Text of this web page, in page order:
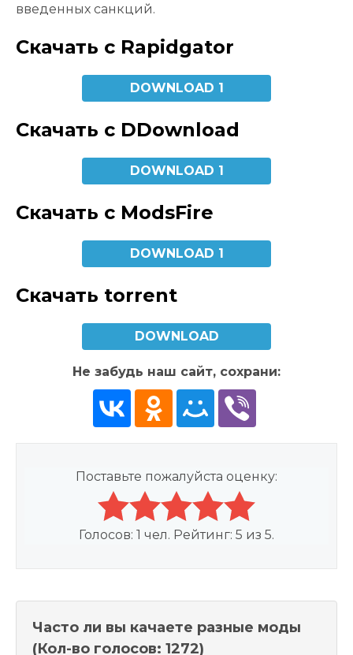
введенных санкций.
Скачать с Rapidgator
DOWNLOAD 1
Скачать с DDownload
DOWNLOAD 1
Скачать с ModsFire
DOWNLOAD 1
Скачать torrent
DOWNLOAD
Не забудь наш сайт, сохрани:
Поставьте пожалуйста оценку:
Голосов: 1 чел. Рейтинг: 5 из 5.
Часто ли вы качаете разные моды
(Кол-во голосов: 1272)